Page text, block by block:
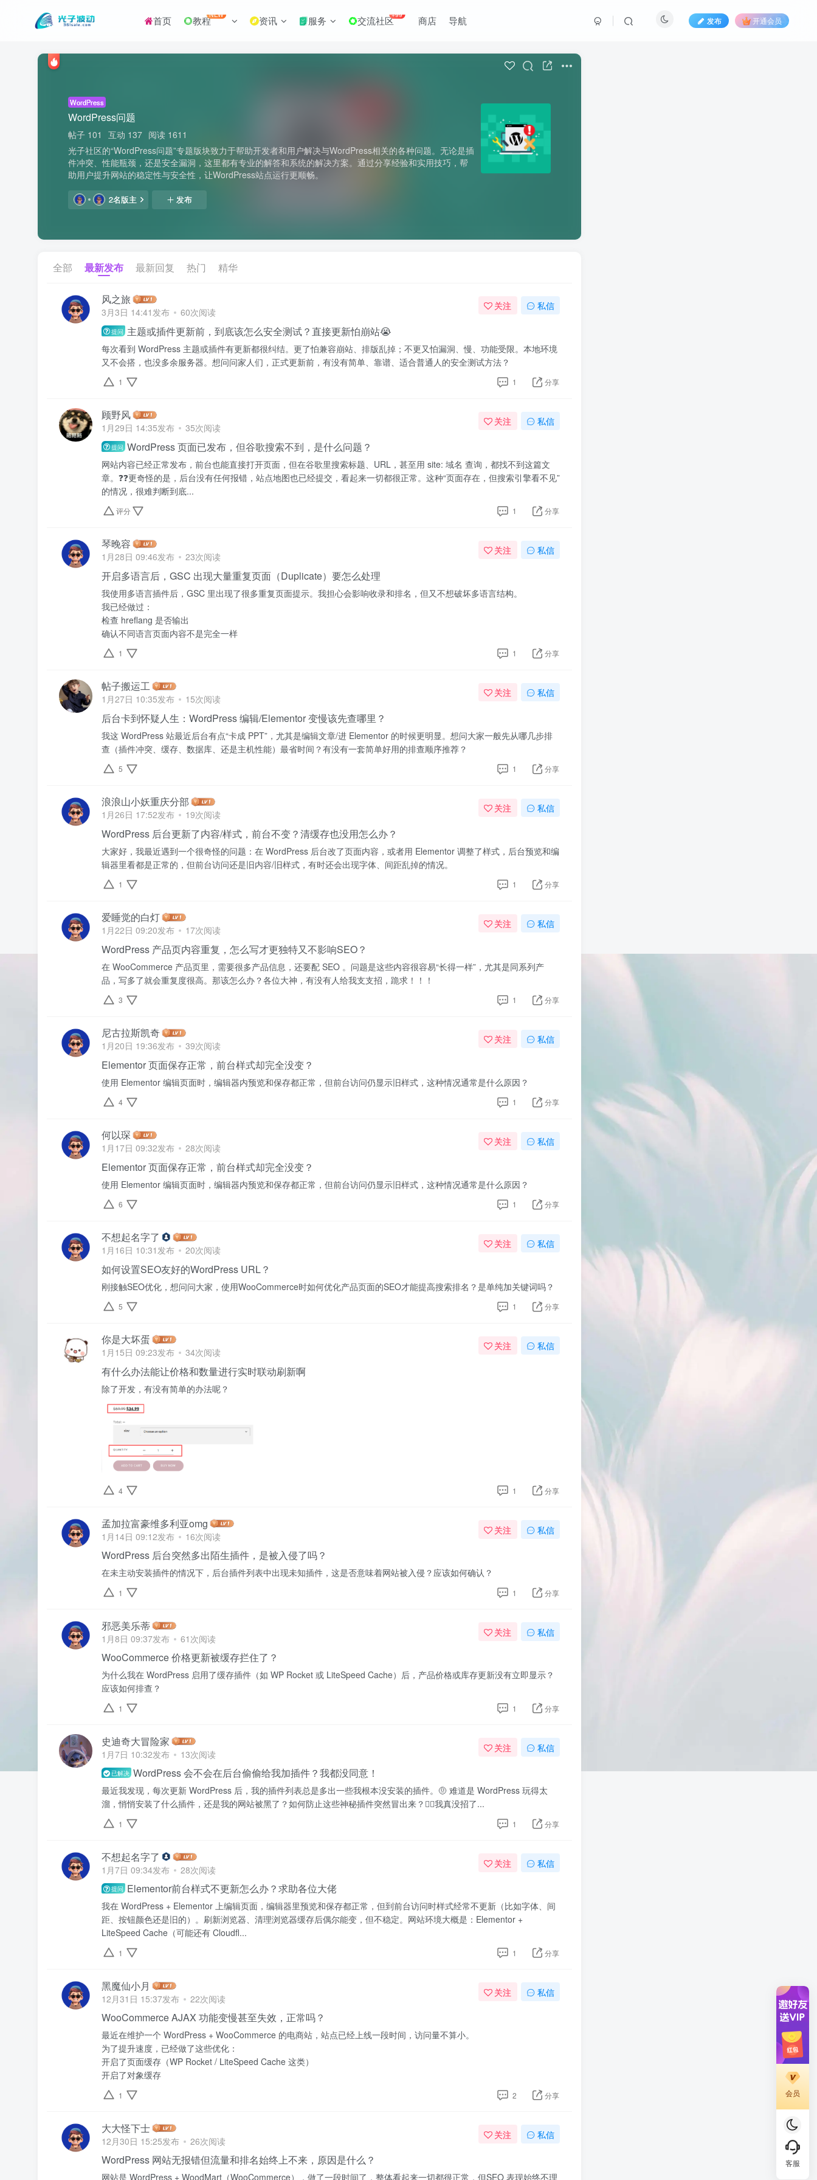
首页 教程NEW 资讯 服务 交流社区+99 商店 导航 发布 开通会员
WordPress
WordPress问题
帖子 101 互动 137 阅读 1611
光子社区的“WordPress问题”专题版块致力于帮助开发者和用户解决与WordPress相关的各种问题。无论是插
件冲突、性能瓶颈，还是安全漏洞，这里都有专业的解答和系统的解决方案。通过分享经验和实用技巧，帮
助用户提升网站的稳定性与安全性，让WordPress站点运行更顺畅。
2名版主 发布
全部 最新发布 最新回复 热门 精华
风之旅
3月3日 14:41发布 60次阅读
关注 私信
提问 主题或插件更新前，到底该怎么安全测试？直接更新怕崩站😭
每次看到 WordPress 主题或插件有更新都很纠结。更了怕兼容崩站、排版乱掉；不更又怕漏洞、慢、功能受限。本地环境
又不会搭，也没多余服务器。想问问家人们，正式更新前，有没有简单、靠谱、适合普通人的安全测试方法？
1 1 分享
顾野风
1月29日 14:35发布 35次阅读
关注 私信
提问 WordPress 页面已发布，但谷歌搜索不到，是什么问题？
网站内容已经正常发布，前台也能直接打开页面，但在谷歌里搜索标题、URL，甚至用 site: 域名 查询，都找不到这篇文
章。❓❓更奇怪的是，后台没有任何报错，站点地图也已经提交，看起来一切都很正常。这种“页面存在，但搜索引擎看不见”
的情况，很难判断到底...
评分 1 分享
琴晚容
1月28日 09:46发布 23次阅读
关注 私信
开启多语言后，GSC 出现大量重复页面（Duplicate）要怎么处理
我使用多语言插件后，GSC 里出现了很多重复页面提示。我担心会影响收录和排名，但又不想破坏多语言结构。
我已经做过：
检查 hreflang 是否输出
确认不同语言页面内容不是完全一样
1 1 分享
帖子搬运工
1月27日 10:35发布 15次阅读
关注 私信
后台卡到怀疑人生：WordPress 编辑/Elementor 变慢该先查哪里？
我这 WordPress 站最近后台有点“卡成 PPT”，尤其是编辑文章/进 Elementor 的时候更明显。想问大家一般先从哪几步排
查（插件冲突、缓存、数据库、还是主机性能）最省时间？有没有一套简单好用的排查顺序推荐？
5 1 分享
浪浪山小妖重庆分部
1月26日 17:52发布 19次阅读
关注 私信
WordPress 后台更新了内容/样式，前台不变？清缓存也没用怎么办？
大家好，我最近遇到一个很奇怪的问题：在 WordPress 后台改了页面内容，或者用 Elementor 调整了样式，后台预览和编
辑器里看都是正常的，但前台访问还是旧内容/旧样式，有时还会出现字体、间距乱掉的情况。
1 1 分享
爱睡觉的白灯
1月22日 09:20发布 17次阅读
关注 私信
WordPress 产品页内容重复，怎么写才更独特又不影响SEO？
在 WooCommerce 产品页里，需要很多产品信息，还要配 SEO 。问题是这些内容很容易“长得一样”，尤其是同系列产
品，写多了就会重复度很高。那该怎么办？各位大神，有没有人给我支支招，跪求！！！
3 1 分享
尼古拉斯凯奇
1月20日 19:36发布 39次阅读
关注 私信
Elementor 页面保存正常，前台样式却完全没变？
使用 Elementor 编辑页面时，编辑器内预览和保存都正常，但前台访问仍显示旧样式，这种情况通常是什么原因？
4 1 分享
何以琛
1月17日 09:32发布 28次阅读
关注 私信
Elementor 页面保存正常，前台样式却完全没变？
使用 Elementor 编辑页面时，编辑器内预览和保存都正常，但前台访问仍显示旧样式，这种情况通常是什么原因？
6 1 分享
不想起名字了
1月16日 10:31发布 20次阅读
关注 私信
如何设置SEO友好的WordPress URL？
刚接触SEO优化，想问问大家，使用WooCommerce时如何优化产品页面的SEO才能提高搜索排名？是单纯加关键词吗？
5 1 分享
你是大坏蛋
1月15日 09:23发布 34次阅读
关注 私信
有什么办法能让价格和数量进行实时联动刷新啊
除了开发，有没有简单的办法呢？
4 1 分享
孟加拉富豪维多利亚omg
1月14日 09:12发布 16次阅读
关注 私信
WordPress 后台突然多出陌生插件，是被入侵了吗？
在未主动安装插件的情况下，后台插件列表中出现未知插件，这是否意味着网站被入侵？应该如何确认？
1 1 分享
邪恶美乐蒂
1月8日 09:37发布 61次阅读
关注 私信
WooCommerce 价格更新被缓存拦住了？
为什么我在 WordPress 启用了缓存插件（如 WP Rocket 或 LiteSpeed Cache）后，产品价格或库存更新没有立即显示？
应该如何排查？
1 1 分享
史迪奇大冒险家
1月7日 10:32发布 13次阅读
关注 私信
已解决 WordPress 会不会在后台偷偷给我加插件？我都没同意！
最近我发现，每次更新 WordPress 后，我的插件列表总是多出一些我根本没安装的插件。🤨 难道是 WordPress 玩得太
溜，悄悄安装了什么插件，还是我的网站被黑了？如何防止这些神秘插件突然冒出来？🕵️‍♂️我真没招了...
1 1 分享
不想起名字了
1月7日 09:34发布 28次阅读
关注 私信
提问 Elementor前台样式不更新怎么办？求助各位大佬
我在 WordPress + Elementor 上编辑页面，编辑器里预览和保存都正常，但到前台访问时样式经常不更新（比如字体、间
距、按钮颜色还是旧的）。刷新浏览器、清理浏览器缓存后偶尔能变，但不稳定。网站环境大概是：Elementor +
LiteSpeed Cache（可能还有 Cloudfl...
1 1 分享
黑魔仙小月
12月31日 15:37发布 22次阅读
关注 私信
WooCommerce AJAX 功能变慢甚至失效，正常吗？
最近在维护一个 WordPress + WooCommerce 的电商站，站点已经上线一段时间，访问量不算小。
为了提升速度，已经做了这些优化：
开启了页面缓存（WP Rocket / LiteSpeed Cache 这类）
开启了对象缓存
1 2 分享
大大怪下士
12月30日 15:25发布 26次阅读
关注 私信
WordPress 网站无报错但流量和排名始终上不来，原因是什么？
网站是 WordPress + WoodMart（WooCommerce），做了一段时间了，整体看起来一切都很正常，但SEO 表现始终不理
会员
客服